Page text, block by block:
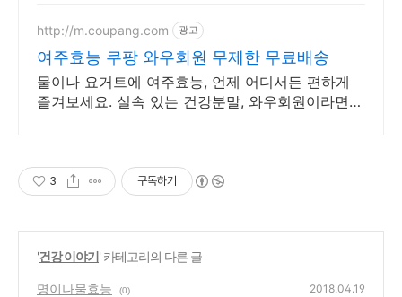
http://m.coupang.com 광고
여주효능 쿠팡 와우회원 무제한 무료배송
물이나 요거트에 여주효능, 언제 어디서든 편하게
즐겨보세요. 실속 있는 건강분말, 와우회원이라면
3 구독하기
'건강 이야기' 카테고리의 다른 글
명이나물효능 (0) 2018.04.19